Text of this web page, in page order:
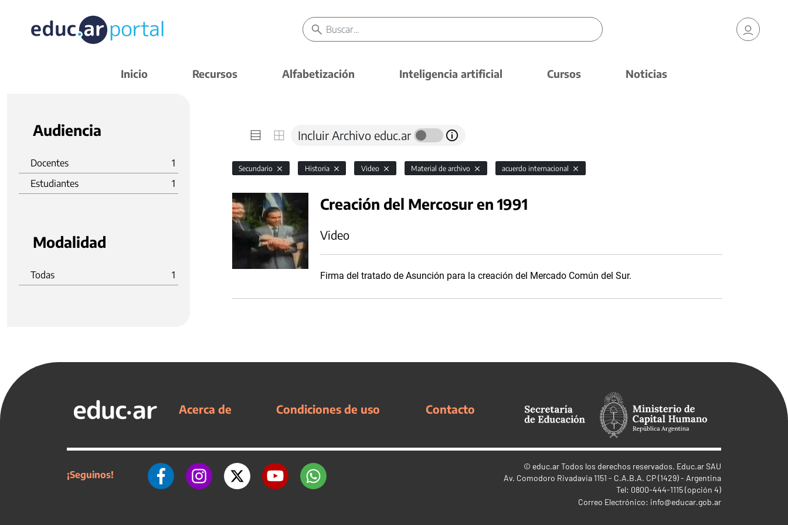
Inicio Recursos Alfabetización Inteligencia artificial Cursos Noticias
Audiencia
Docentes
1
Estudiantes
1
Modalidad
Todas 1
Incluir Archivo educ.ar
Secundario Historia Video Material de archivo acuerdo internacional
Creación del Mercosur en 1991
Video
Firma del tratado de Asunción para la creación del Mercado Común del Sur.
Acerca de Condiciones de uso Contacto
¡Seguinos!
© educ.arTodos los derechos reservados. Educ.ar SAU
Av. Comodoro Rivadavia 1151 - C.A.B.A. CP (1429) - Argentina
Tel: 0800-444-1115 (opción 4)
Correo Electrónico: info@educar.gob.ar